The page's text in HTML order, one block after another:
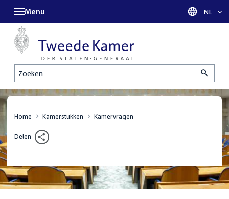
Zoeken
Menu Taal
NL
Home Kamerstukken Kamervragen
Delen